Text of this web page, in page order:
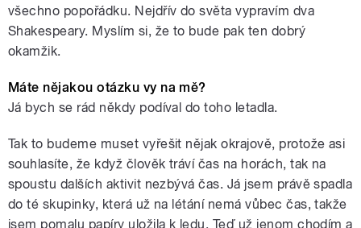
všechno popořádku. Nejdřív do světa vypravím dva
Shakespeary. Myslím si, že to bude pak ten dobrý
okamžik.
Máte nějakou otázku vy na mě?
Já bych se rád někdy podíval do toho letadla.
Tak to budeme muset vyřešit nějak okrajově, protože asi
souhlasíte, že když člověk tráví čas na horách, tak na
spoustu dalších aktivit nezbývá čas. Já jsem právě spadla
do té skupinky, která už na létání nemá vůbec čas, takže
jsem pomalu papíry uložila k ledu. Teď už jenom chodím a